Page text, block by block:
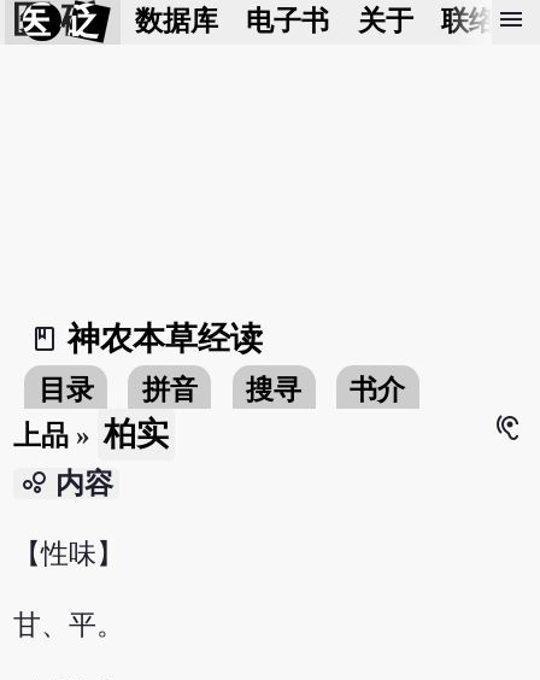
医 砭 数据库 电子书 关于 联络我
menu
book_2
神农本草经读
目录 拼音 搜寻
书介
上品 » 柏实
hearing
bubble_chart 内容
【性味】
甘、平。